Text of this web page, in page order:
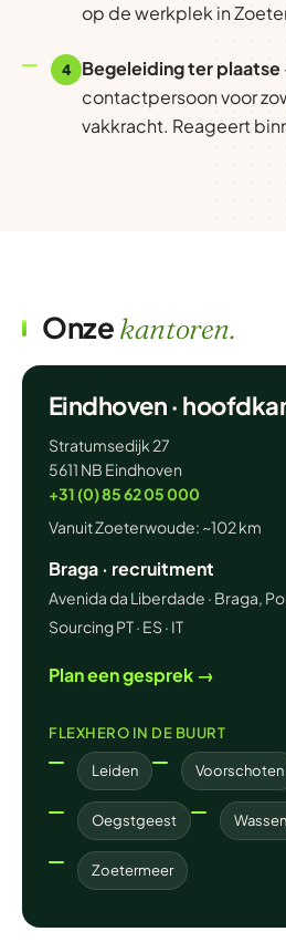
op de werkplek in
4 Begeleiding ter plaatse
contactpersoon voor
vakkracht. Reageert
Onzekantoren.
Eindhoven ·
Stratumsedijk 27
5611 NB Eindhoven
+31 (0) 85 62 05 000
Vanuit Zoeterwoude: ~102 km
Braga · recruitment
Avenida da Liberdade · Braga,
Sourcing PT · ES · IT
Plan een gesprek →
FLEXHERO IN DE BUURT
Leiden Voorschoten
Oegstgeest
Zoetermeer